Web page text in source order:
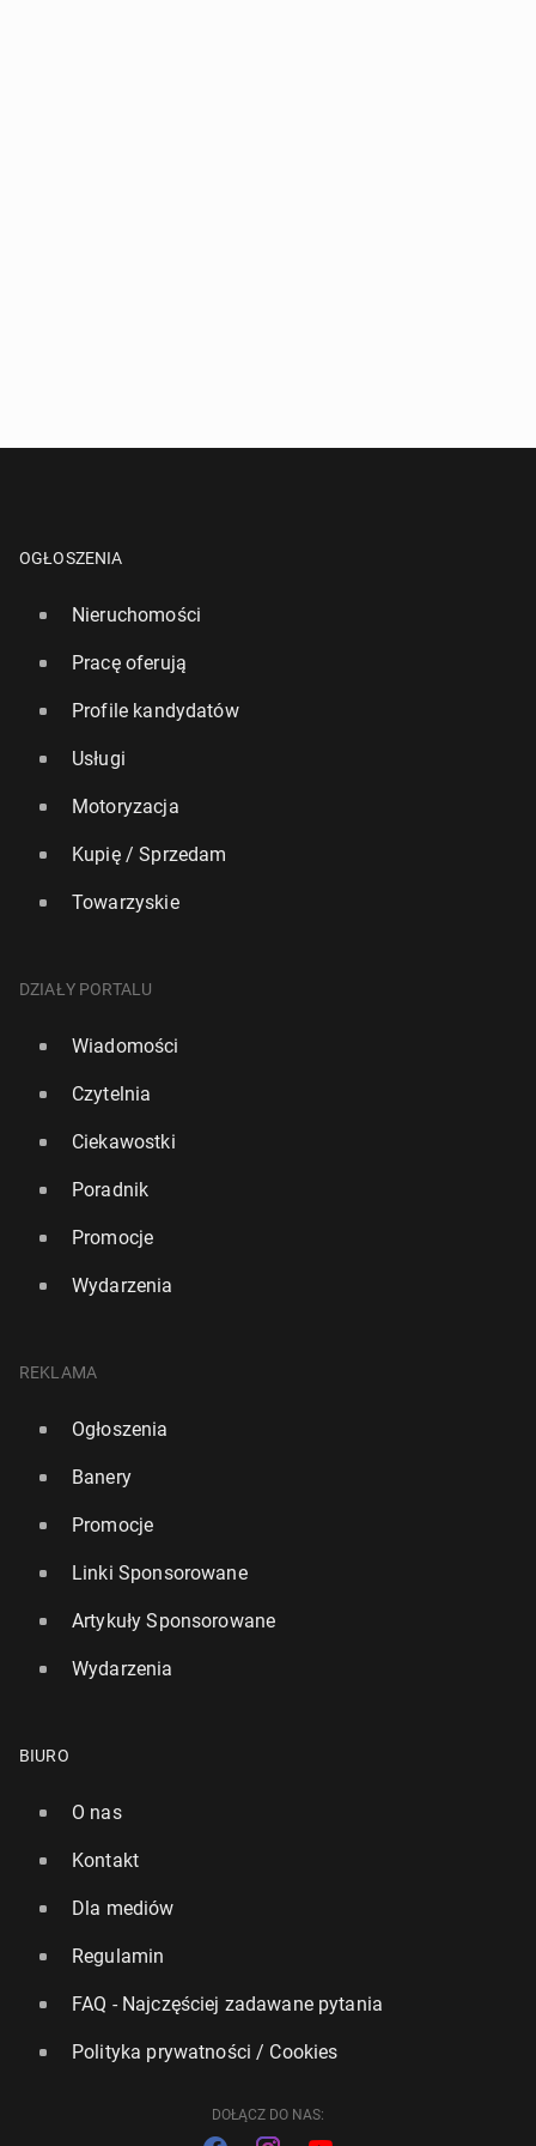
Wzrost poziomu mórz zagrozi po­wo­dzia­mi mi­lio­
Ponad tysiąc przy­pad­ków chorób przy­wie­zio­nych z
za­gra­ni­cy do UK. Apel do wy­jeż­dża­ją­cych na
wakacje
23 lipca, 10:00
Były pra­cow­nik ostrze­ga przed tok­sycz­nym pyłem w
lon­dyń­skim metrze. Wygrał sprawę z pra­co­daw­cą
OGŁOSZENIA
Nieruchomości
Pracę oferują
Profile kandydatów
Usługi
Motoryzacja
Kupię / Sprzedam
Towarzyskie
DZIAŁY PORTALU
Wiadomości
Czytelnia
Ciekawostki
Poradnik
Promocje
Wydarzenia
REKLAMA
Ogłoszenia
Banery
Promocje
Linki Sponsorowane
Artykuły Sponsorowane
Wydarzenia
BIURO
O nas
Kontakt
Dla mediów
Regulamin
FAQ - Najczęściej zadawane pytania
Polityka prywatności / Cookies
DOŁĄCZ DO NAS: